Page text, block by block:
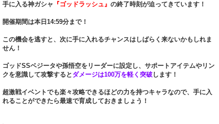
手に入る神ガシャ 『ゴッドラッシュ』 の終了時刻が迫ってきています！
開催期間は本日14:59分まで！
この機会を逃すと、次に手に入れるチャンスはしばらく来ないかもしれま
せん！
ゴッドSSベジータや孫悟空をリーダーに設定し、サポートアイテムやリン
クを意識して攻撃すると ダメージは100万を軽く突破します！
超激戦イベントでも楽々攻略できるほどの力を持つキャラなので、手に入
れることができたら最速で育成しておきましょう！